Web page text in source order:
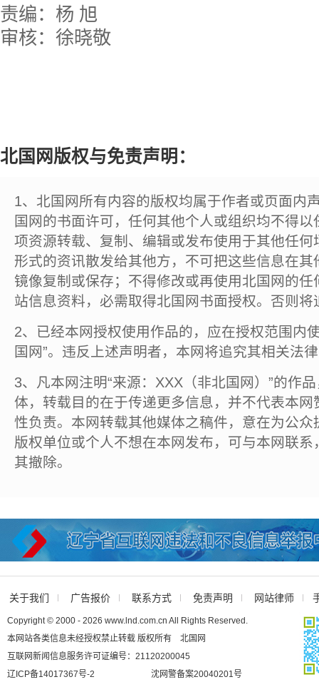
责编：杨 旭
审核：徐晓敬
北国网版权与免责声明：
1、北国网所有内容的版权均属于作者或页面内
国网的书面许可，任何其他个人或组织均不得
项资源转载、复制、编辑或发布使用于其他任
形式的资讯散发给其他方，不可把这些信息在
镜像复制或保存；不得修改或再使用北国网的
站信息资料，必需取得北国网书面授权。否则将
2、已经本网授权使用作品的，应在授权范围内
国网”。违反上述声明者，本网将追究其相关法
3、凡本网注明“来源：XXX（非北国网）”的作
体，转载目的在于传递更多信息，并不代表本
性负责。本网转载其他媒体之稿件，意在为公
版权单位或个人不想在本网发布，可与本网联
其撤除。
关于我们 广告报价 联系方式 免责声明 网站律师
Copyright © 2000 - 2026 www.lnd.com.cn All Rights Reserved.
本网站各类信息未经授权禁止转载 版权所有 北国网
互联网新闻信息服务许可证编号：21120200045
辽ICP备14017367号-2
沈网警备案20040201号